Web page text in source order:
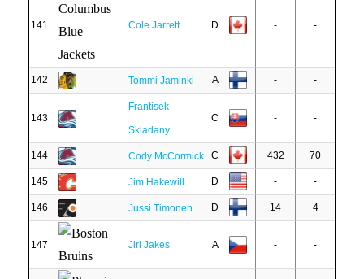
141 Cole Jarrett D - -
142 Tommi Jaminki A - -
143
Frantisek
Skladany
C - -
144 Cody McCormick C 432 70
145 Jim Hakewill D - -
146 Jussi Timonen D 14 4
147 Jiri Jakes A - -